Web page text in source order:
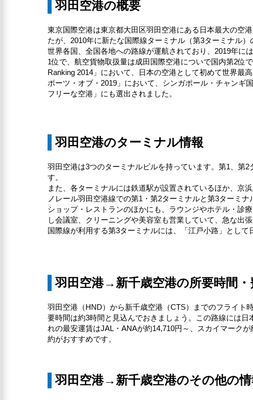
羽田空港の概要
東京国際空港は東京都大田区羽田空港にある日本最大の空
たが、2010年に新たな国際線ターミナル（第3ターミナル
世界各国、全国各地への路線が運航されており、2019年に
1位で、航空貨物取扱量は成田国際空港についで国内第2位
Ranking 2014」において、日本の空港として初めて世界最
ポーツ・オブ・2019」において、シンガポール・チャンギ
フリーな空港」にも選出されました。
羽田空港のターミナル情報
羽田空港は3つのターミナルビルを持っています。第1、第
す。
また、各ターミナルには鉄道駅が設置されているほか、京
ノレール羽田空港線での第1・第2ターミナルと第3ターミ
ショップ・レストランのほかにも、ラウンジやホテル・診
し会議室、クリーニングや美容室も営業していて、急な出
国際線が利用する第3ターミナルには、「江戸小路」とし
羽田空港→新千歳空港の所要時間・
羽田空港（HND）から新千歳空港（CTS）までのフライト
要時間は約3時間と見込んでおきましょう。この路線には
れの最安運賃はJAL・ANAが約14,710円～、スカイマーク
約がおすすめです。
羽田空港→新千歳空港のその他の